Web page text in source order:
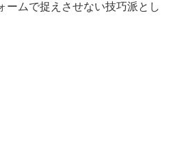
ムで捉えさせない技巧派とし